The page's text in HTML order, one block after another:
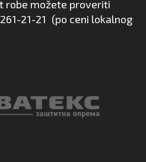
robe možete proveriti
21-21 (po ceni lokalnog